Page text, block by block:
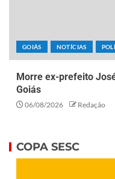
GOIÁS NOTÍCIAS
Morre ex-prefeito
Goiás
06/08/2026 Redação
COPA SESC